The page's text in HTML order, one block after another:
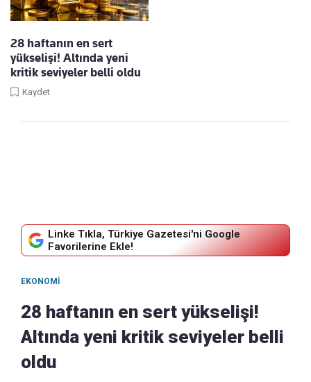
28 haftanın en sert
yükselişi! Altında yeni
kritik seviyeler belli oldu
Kaydet
Linke Tıkla, Türkiye Gazetesi'ni Google
Favorilerine Ekle!
EKONOMI
28 haftanın en sert yükselişi!
Altında yeni kritik seviyeler belli
oldu